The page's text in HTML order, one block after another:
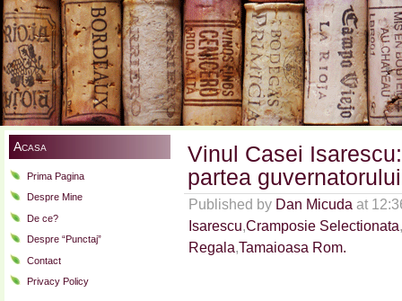
Acasa
Prima Pagina
Despre Mine
De ce?
Despre “Punctaj”
Contact
Privacy Policy
Vinul Casei
partea guvernatorului
Published by Dan Micuda at
Isarescu,Cramposie Selectionata,
Regala,Tamaioasa Rom.